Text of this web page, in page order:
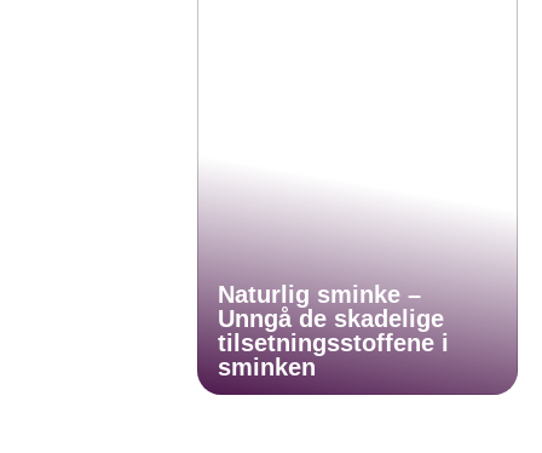
Naturlig sminke –
Unngå de skadelige
tilsetningsstoffene i
sminken